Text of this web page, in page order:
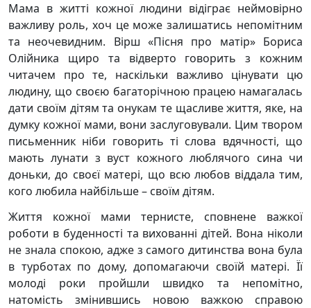
Мама в житті кожної людини відіграє неймовірно
важливу роль, хоч це може залишатись непомітним
та неочевидним. Вірш «Пісня про матір» Бориса
Олійника щиро та відверто говорить з кожним
читачем про те, наскільки важливо цінувати цю
людину, що своєю багаторічною працею намагалась
дати своїм дітям та онукам те щасливе життя, яке, на
думку кожної мами, вони заслуговували. Цим твором
письменник ніби говорить ті слова вдячності, що
мають лунати з вуст кожного люблячого сина чи
доньки, до своєї матері, що всю любов віддала тим,
кого любила найбільше – своїм дітям.
Життя кожної мами тернисте, сповнене важкої
роботи в буденності та вихованні дітей. Вона ніколи
не знала спокою, адже з самого дитинства вона була
в турботах по дому, допомагаючи своїй матері. Її
молоді роки пройшли швидко та непомітно,
натомість змінившись новою важкою справою